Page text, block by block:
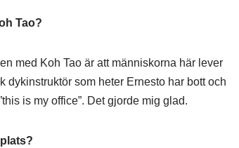
Tao?
med Koh Tao är att människorna här lever
som heter Ernesto har bott och
is my office”. Det gjorde mig glad.